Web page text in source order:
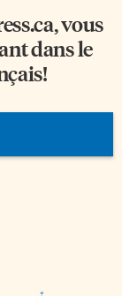
, vous
dans le